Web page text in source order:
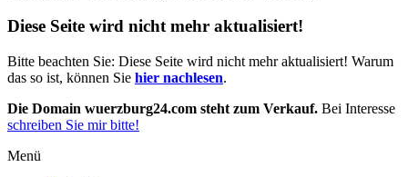
Diese Seite wird nicht mehr aktualisiert!
Bitte beachten Sie: Diese Seite wird nicht mehr aktualisiert! Warum
das so ist, können Sie hier nachlesen.
Die Domain wuerzburg24.com steht zum Verkauf. Bei Interesse
schreiben Sie mir bitte!
Menü